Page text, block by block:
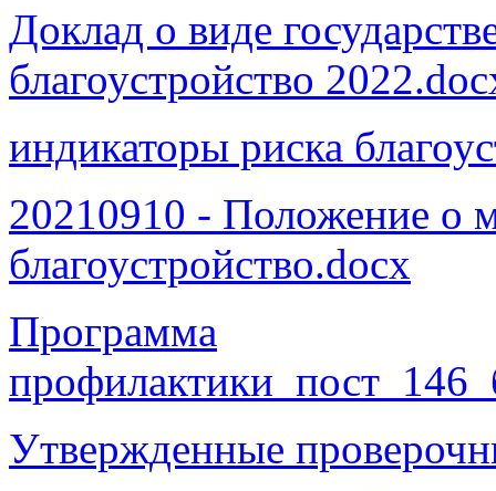
Доклад о виде
благоустройство
индикаторы риска
20210910 - Положение о
благоустройство.docx
Программа
Утвержденные